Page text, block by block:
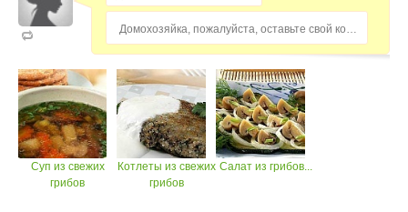
Домохозяйка, пожалуйста, оставьте свой комментарий...
Суп из свежих
грибов
Котлеты из свежих
грибов
Салат из грибов...